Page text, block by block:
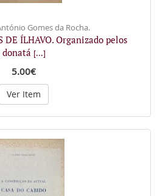
Gomes da Rocha.
DE ÍLHAVO. Organizado pelos
donatá [...]
5.00€
Ver Item